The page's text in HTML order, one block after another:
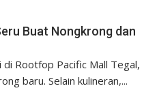
Buat Nongkrong dan
Rootfop Pacific Mall Tegal,
baru. Selain kulineran,...